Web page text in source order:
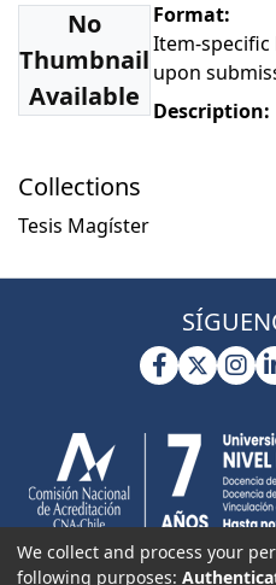
No
Thumbnail
Available
Format:
Item-specific
upon
Description:
Collections
Tesis Magíster
We collect and process your
following purposes: